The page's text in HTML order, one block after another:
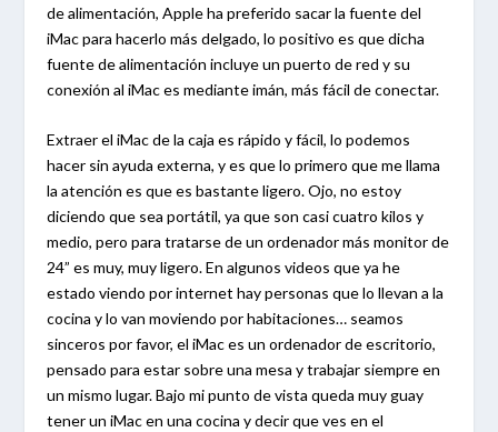
de alimentación, Apple ha preferido sacar la fuente del
iMac para hacerlo más delgado, lo positivo es que dicha
fuente de alimentación incluye un puerto de red y su
conexión al iMac es mediante imán, más fácil de conectar.
Extraer el iMac de la caja es rápido y fácil, lo podemos
hacer sin ayuda externa, y es que lo primero que me llama
la atención es que es bastante ligero. Ojo, no estoy
diciendo que sea portátil, ya que son casi cuatro kilos y
medio, pero para tratarse de un ordenador más monitor de
24” es muy, muy ligero. En algunos videos que ya he
estado viendo por internet hay personas que lo llevan a la
cocina y lo van moviendo por habitaciones… seamos
sinceros por favor, el iMac es un ordenador de escritorio,
pensado para estar sobre una mesa y trabajar siempre en
un mismo lugar. Bajo mi punto de vista queda muy guay
tener un iMac en una cocina y decir que ves en el